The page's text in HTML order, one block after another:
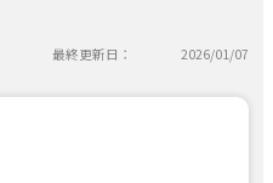
最終更新日： 2026/01/07